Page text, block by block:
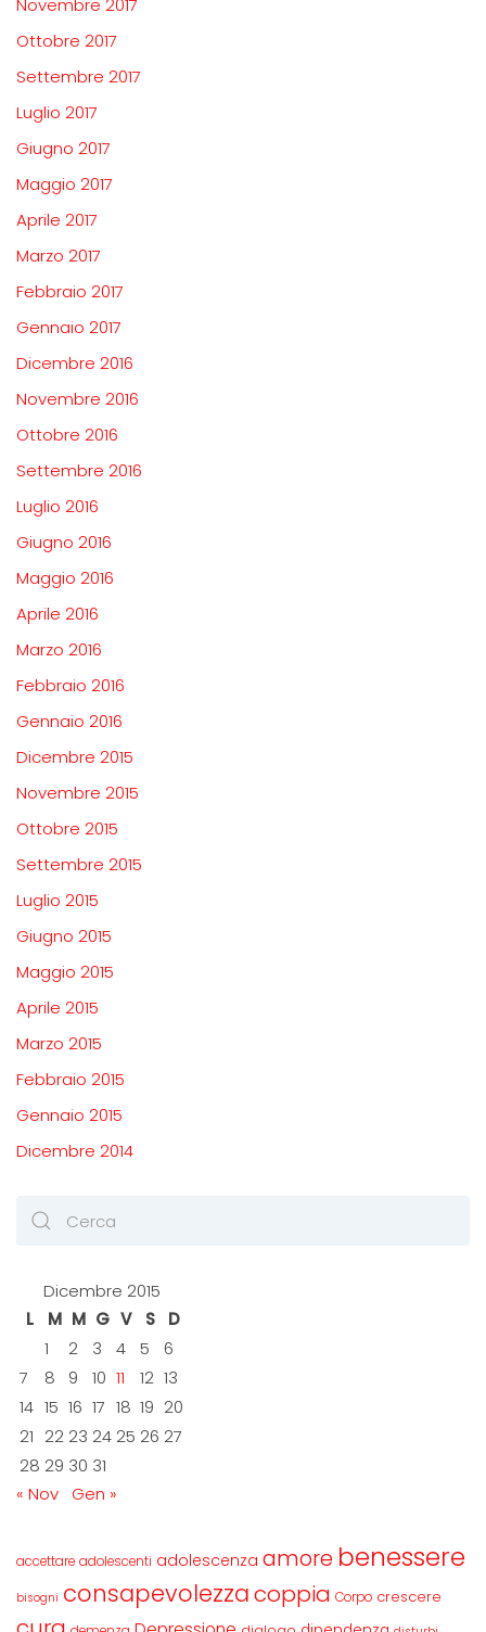
Novembre 2017
Ottobre 2017
Settembre 2017
Luglio 2017
Giugno 2017
Maggio 2017
Aprile 2017
Marzo 2017
Febbraio 2017
Gennaio 2017
Dicembre 2016
Novembre 2016
Ottobre 2016
Settembre 2016
Luglio 2016
Giugno 2016
Maggio 2016
Aprile 2016
Marzo 2016
Febbraio 2016
Gennaio 2016
Dicembre 2015
Novembre 2015
Ottobre 2015
Settembre 2015
Luglio 2015
Giugno 2015
Maggio 2015
Aprile 2015
Marzo 2015
Febbraio 2015
Gennaio 2015
Dicembre 2014
Dicembre 2015
L
M M G V S
D
1
2 3 4 5
6
7
8 9 10 11 12 13
14 15 16 17 18 19 20
21 22 23 24 25 26 27
28 29 30 31
« Nov
Gen »
accettare adolescenti adolescenza amore benessere
bisogni consapevolezzacoppia Corpo crescere